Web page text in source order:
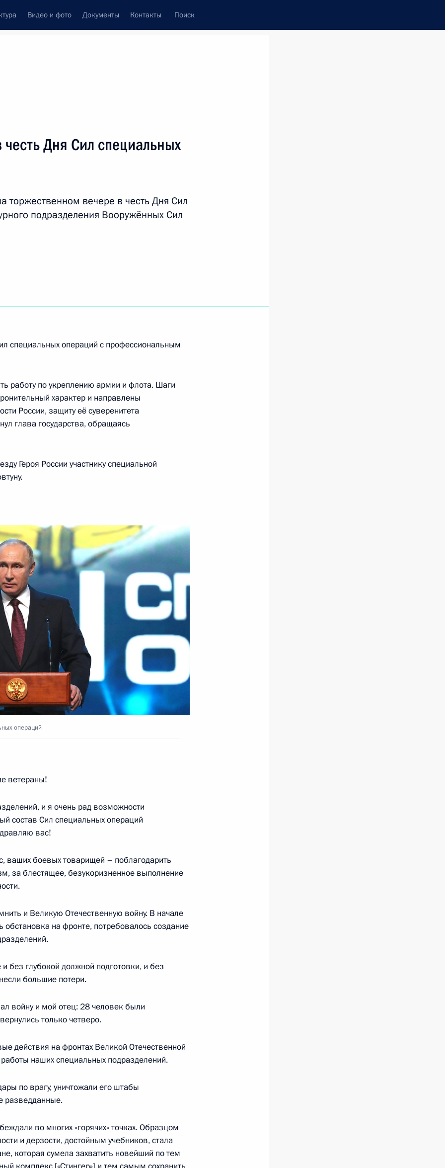
Видео и фото Документы Контакты Поиск
края
Павлом Ливинским
Индии Нарендрой
внутренних дел 16 53м
специальных операций
Послания
компании «НОВАТЭК»
Турции Реджепом Тайипом
Дня Сил специальных
торжественном вечере в честь Дня Сил
подразделения Вооружённых Сил
специальных операций с профессиональным
работу по укреплению армии и флота. Шаги
характер и направлены
России, защиту её суверенитета
глава государства, обращаясь
Героя России участнику специальной
операций
ветераны!
и я очень рад возможности
состав Сил специальных операций
вас!
ваших боевых товарищей – поблагодарить
за блестящее, безукоризненное выполнение
и Великую Отечественную войну. В начале
на фронте, потребовалось создание
без глубокой должной подготовки, и без
большие потери.
войну и мой отец: 28 человек были
только четверо.
действия на фронтах Великой Отечественной
наших специальных подразделений.
по врагу, уничтожали его штабы
разведданные.
во многих «горячих» точках. Образцом
и дерзости, достойным учебников, стала
которая сумела захватить новейший по тем